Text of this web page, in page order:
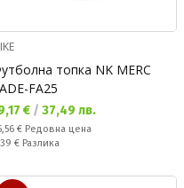
топка NK MERC
FA25
цена:
€ / 37,49 лв.
цена:
€ Редовна цена
€ Разлика